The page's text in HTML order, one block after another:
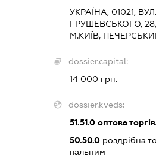
УКРАЇНА, 01021,
ГРУШЕВСЬКОГО,
М.КИЇВ,
dossier.capital:
14 000 грн.
dossier.kveds:
51.51.0оптова
50.50.0роздрібна
пальним